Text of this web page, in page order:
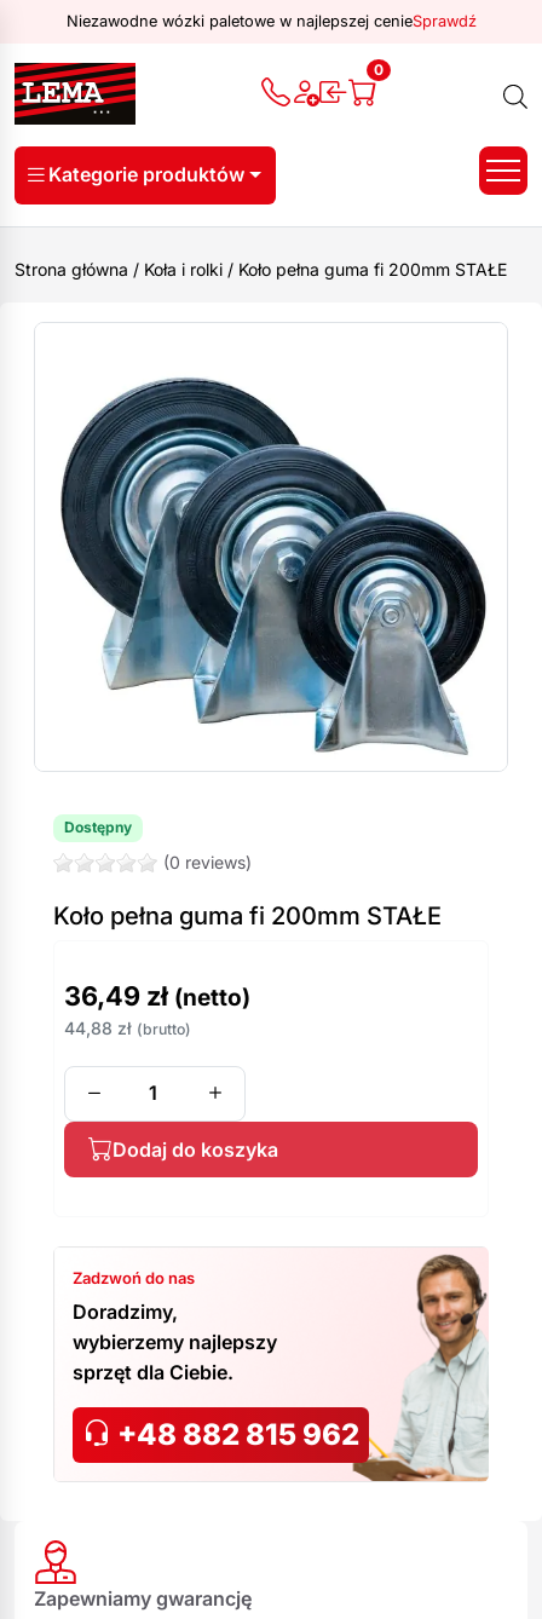
Niezawodne wózki paletowe w najlepszej cenieSprawdź
0
Kategorie produktów
Strona główna / Koła i rolki / Koło pełna guma fi 200mm STAŁE
Dostępny
(0 reviews)
Koło pełna guma fi 200mm STAŁE
36,49 zł (netto)
44,88 zł (brutto)
Dodaj do koszyka
Zadzwoń do nas
Doradzimy,
wybierzemy najlepszy
sprzęt dla Ciebie.
+48 882 815 962
Zapewniamy gwarancję